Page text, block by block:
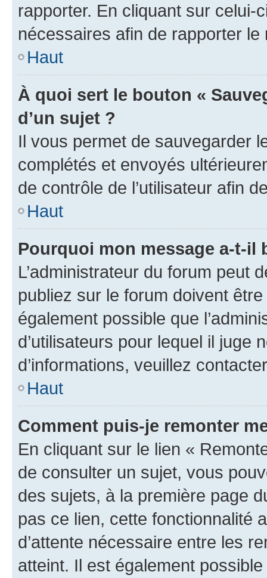
rapporter. En cliquant sur
nécessaires afin de rapporter le
Haut
À quoi sert le bouton «
d’un sujet ?
Il vous permet de sauvegarder
complétés et envoyés
de contrôle de l’utilisateur afin
Haut
Pourquoi mon message a-t-il
L’administrateur du forum peut
publiez sur le forum doivent
également possible que
d’utilisateurs pour lequel il juge
d’informations, veuillez
Haut
Comment puis-je remonter
En cliquant sur le lien «
de consulter un sujet, vous
des sujets, à la première page
pas ce lien, cette fonctionnalité
d’attente nécessaire entre les
atteint. Il est également